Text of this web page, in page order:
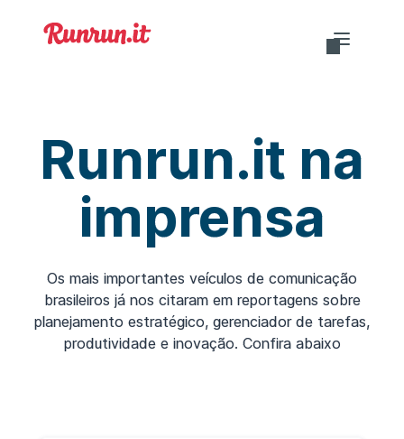
Planos
Templates
Runrun.it na
imprensa
Os mais importantes veículos de comunicação
brasileiros já nos citaram em reportagens sobre
planejamento estratégico, gerenciador de tarefas,
produtividade e inovação. Confira abaixo